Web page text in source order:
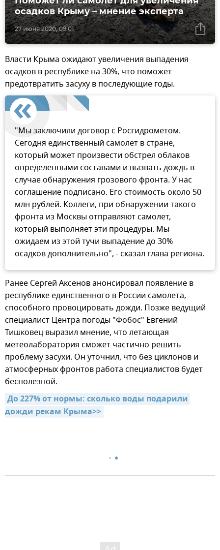
27 июня 2020, 09:01
осадков Крыму – мнение эксперта
Власти Крыма ожидают увеличения выпадения
осадков в республике на 30%, что поможет
предотвратить засуху в последующие годы.
"Мы заключили договор с Росгидрометом.
Сегодня единственный самолет в стране,
который может произвести обстрел облаков
определенными составами и вызвать дождь в
случае обнаружения грозового фронта. У нас
соглашение подписано. Его стоимость около 50
млн рублей. Коллеги, при обнаружении такого
фронта из Москвы отправляют самолет,
который выполняет эти процедуры. Мы
ожидаем из этой тучи выпадение до 30%
осадков дополнительно", - сказал глава региона.
Ранее Сергей Аксенов анонсировал появление в
республике единственного в России самолета,
способного провоцировать дожди. Позже ведущий
специалист Центра погоды "Фобос" Евгений
Тишковец выразил мнение, что летающая
метеолаборатория сможет частично решить
проблему засухи. Он уточнил, что без циклонов и
атмосферных фронтов работа специалистов будет
бесполезной.
До 227% от нормы: сколько воды подарили
дожди рекам Крыма>>